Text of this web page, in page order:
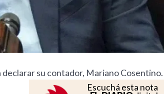
su contador, Mariano Cosentino.
Escuchá esta nota